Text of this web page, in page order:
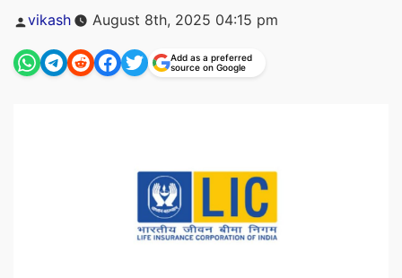
Posted
vikash August 8th, 2025 04:15 pm
Add as a preferred
source on Google